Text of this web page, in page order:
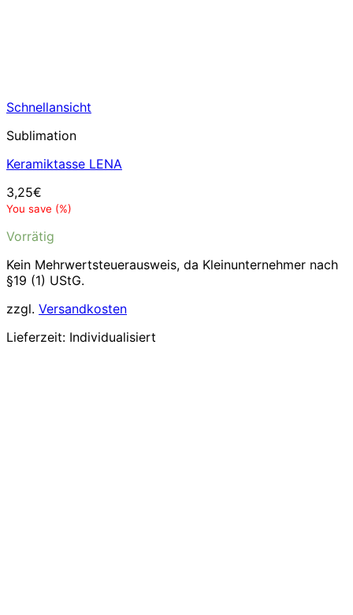
Schnellansicht
Sublimation
Keramiktasse LENA
3,25€
You save (%)
Vorrätig
Kein Mehrwertsteuerausweis, da Kleinunternehmer nach
§19 (1) UStG.
zzgl. Versandkosten
Lieferzeit: Individualisiert